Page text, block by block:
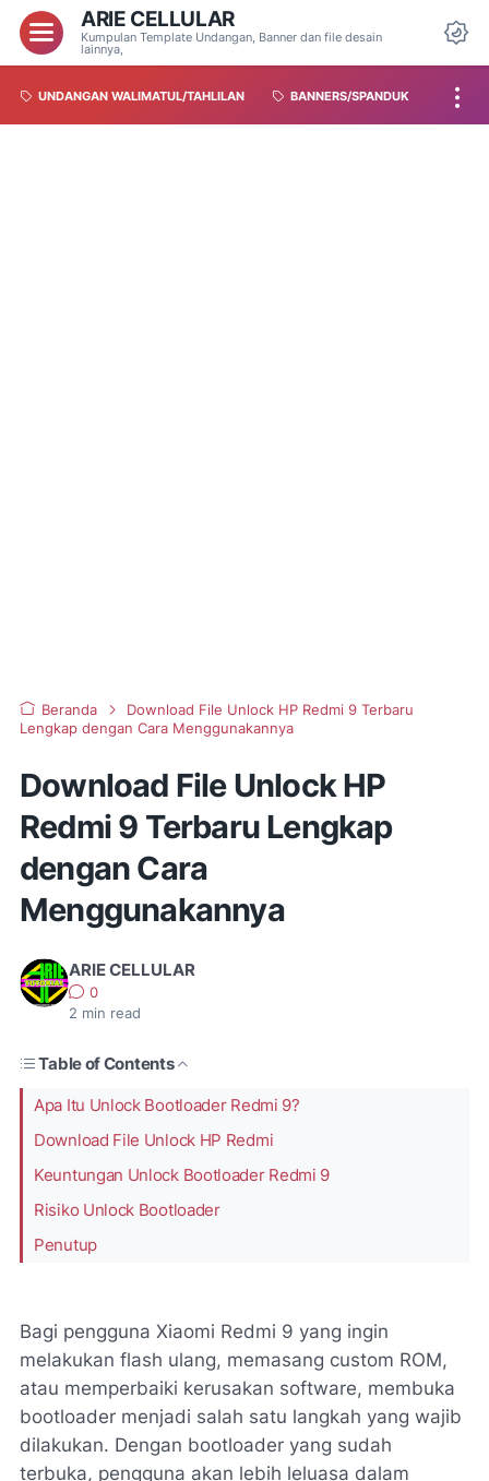
ARIE CELLULAR
Kumpulan Template Undangan, Banner dan file desain
lainnya,
UNDANGAN WALIMATUL/TAHLILAN BANNERS/SPANDUK
Beranda
Download File Unlock HP Redmi 9 Terbaru
Lengkap dengan Cara Menggunakannya
Download File Unlock HP
Redmi 9 Terbaru Lengkap
dengan Cara
Menggunakannya
ARIE CELLULAR
0
2 min read
Table of Contents
Apa Itu Unlock Bootloader Redmi 9?
Download File Unlock HP Redmi
Keuntungan Unlock Bootloader Redmi 9
Risiko Unlock Bootloader
Penutup
Bagi pengguna Xiaomi Redmi 9 yang ingin
melakukan flash ulang, memasang custom ROM,
atau memperbaiki kerusakan software, membuka
bootloader menjadi salah satu langkah yang wajib
dilakukan. Dengan bootloader yang sudah
terbuka, pengguna akan lebih leluasa dalam